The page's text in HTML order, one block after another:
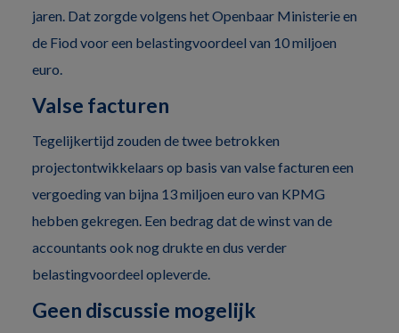
jaren. Dat zorgde volgens het Openbaar Ministerie en
de Fiod voor een belastingvoordeel van 10 miljoen
euro.
Valse facturen
Tegelijkertijd zouden de twee betrokken
projectontwikkelaars op basis van valse facturen een
vergoeding van bijna 13 miljoen euro van KPMG
hebben gekregen. Een bedrag dat de winst van de
accountants ook nog drukte en dus verder
belastingvoordeel opleverde.
Geen discussie mogelijk